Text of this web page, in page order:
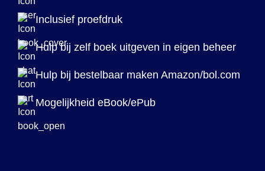
Inclusief proefdruk
Hulp bij zelf boek uitgeven in eigen beheer
Hulp bij bestelbaar maken Amazon/bol.com
Mogelijkheid eBook/ePub